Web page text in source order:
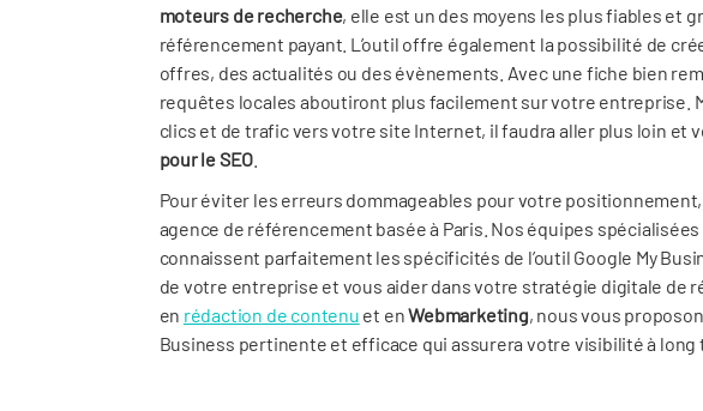
moteurs de recherche, elle est un des moyens les plus fiables et
référencement payant. L’outil offre également la possibilité de
offres, des actualités ou des évènements. Avec une fiche bien
requêtes locales aboutiront plus facilement sur votre entreprise.
clics et de trafic vers votre site Internet, il faudra aller plus loin et
pour le SEO
Pour éviter les erreurs dommageables pour votre
agence de référencement basée à Paris. Nos équipes
connaissent parfaitement les spécificités de l’outil Google My
de votre entreprise et vous aider dans votre stratégie digitale de
en rédaction de contenu et enWebmarketing, nous vous
Business pertinente et efficace qui assurera votre visibilité à long